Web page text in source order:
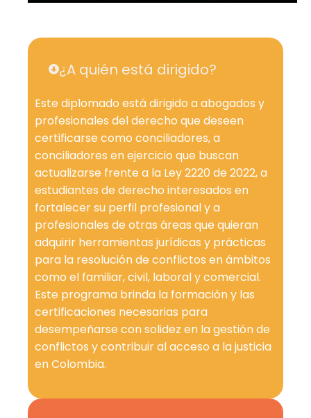
¿A quién está dirigido?
Este diplomado está dirigido a abogados y
profesionales del derecho que deseen
certificarse como conciliadores, a
conciliadores en ejercicio que buscan
actualizarse frente a la Ley 2220 de 2022, a
estudiantes de derecho interesados en
fortalecer su perfil profesional y a
profesionales de otras áreas que quieran
adquirir herramientas jurídicas y prácticas
para la resolución de conflictos en ámbitos
como el familiar, civil, laboral y comercial.
Este programa brinda la formación y las
certificaciones necesarias para
desempeñarse con solidez en la gestión de
conflictos y contribuir al acceso a la justicia
en Colombia.